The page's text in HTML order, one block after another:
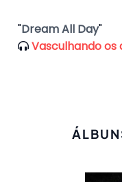
"Dream All Day"
Vasculhando os